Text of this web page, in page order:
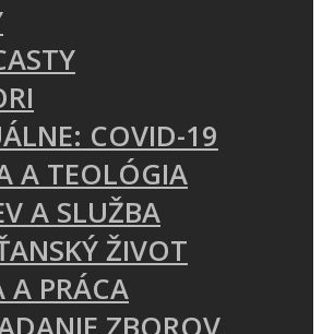
COVID-19
A TEOLÓGIA
A SLUŽBA
ŽIVOT
A PRÁCA